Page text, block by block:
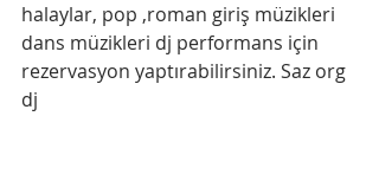
halaylar, pop ,roman giriş müzikleri
dans müzikleri dj performans için
rezervasyon yaptırabilirsiniz. Saz org
dj